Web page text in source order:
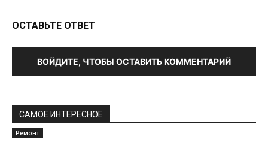
ОСТАВЬТЕ ОТВЕТ
ВОЙДИТЕ, ЧТОБЫ ОСТАВИТЬ КОММЕНТАРИЙ
САМОЕ ИНТЕРЕСНОЕ
Ремонт